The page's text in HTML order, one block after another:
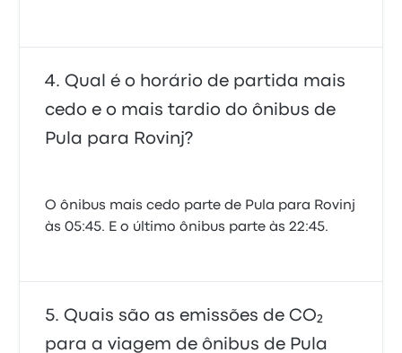
Qual é o horário de partida mais
cedo e o mais tardio do ônibus de
Pula para Rovinj?
O ônibus mais cedo parte de Pula para Rovinj
às 05:45. E o último ônibus parte às 22:45.
Quais são as emissões de CO₂
para a viagem de ônibus de Pula